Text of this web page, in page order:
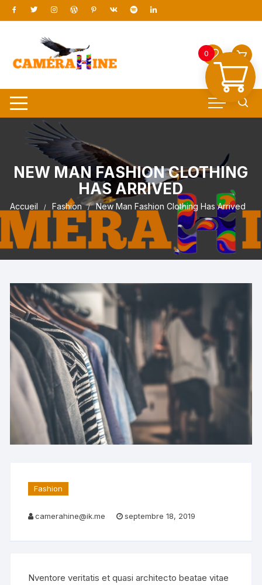
NEW MAN FASHION CLOTHING
HAS ARRIVED
Accueil Fashion New Man Fashion Clothing Has Arrived
Fashion
camerahine@ik.me septembre 18, 2019
Nventore veritatis et quasi architecto beatae vitae
0